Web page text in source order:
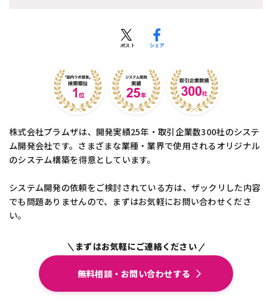
株式会社プラムザは、開発実績25年・取引企業数300社のシステ
ム開発会社です。さまざまな業種・業界で使用されるオリジナル
のシステム構築を得意としています。
システム開発の依頼をご検討されている方は、ザックリした内容
でも問題ありませんので、まずはお気軽にお問い合わせくださ
い。
| まずはお気軽にご連絡ください |
無料相談・お問い合わせする